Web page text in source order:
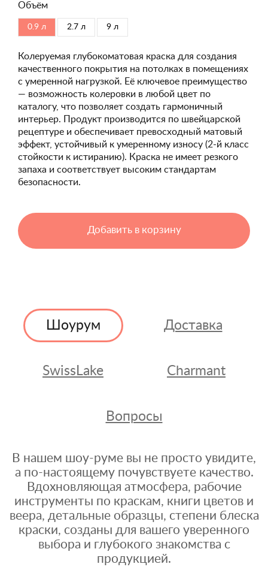
Объём
0.9 л 2.7 л 9 л
Колеруемая глубокоматовая краска для создания
качественного покрытия на потолках в помещениях
с умеренной нагрузкой. Её ключевое преимущество
— возможность колеровки в любой цвет по
каталогу, что позволяет создать гармоничный
интерьер. Продукт производится по швейцарской
рецептуре и обеспечивает превосходный матовый
эффект, устойчивый к умеренному износу (2-й класс
стойкости к истиранию). Краска не имеет резкого
запаха и соответствует высоким стандартам
безопасности.
Добавить в корзину
Шоурум Доставка
SwissLake Charmant
Вопросы
В нашем шоу-руме вы не просто увидите,
а по-настоящему почувствуете качество.
Вдохновляющая атмосфера, рабочие
инструменты по краскам, книги цветов и
веера, детальные образцы, степени блеска
краски, созданы для вашего уверенного
выбора и глубокого знакомства с
продукцией.